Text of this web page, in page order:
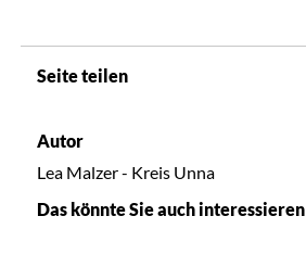
Seite teilen
Autor
Lea Malzer - Kreis Unna
Das könnte Sie auch interessieren